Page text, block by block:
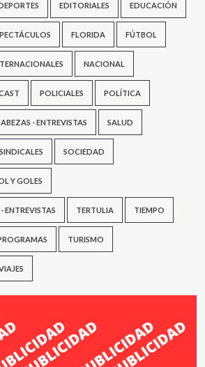
EDITORIALES EDUCACIÓN
FLORIDA FÚTBOL
NACIONAL
POLICIALES POLÍTICA
- ENTREVISTAS SALUD
SINDICALES SOCIEDAD
Y GOLES
ENTREVISTAS TERTULIA TIEMPO
TURISMO